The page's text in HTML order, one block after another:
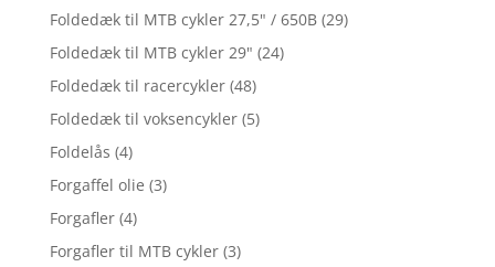
Foldedæk til MTB cykler 27,5" / 650B (29)
Foldedæk til MTB cykler 29" (24)
Foldedæk til racercykler (48)
Foldedæk til voksencykler (5)
Foldelås (4)
Forgaffel olie (3)
Forgafler (4)
Forgafler til MTB cykler (3)